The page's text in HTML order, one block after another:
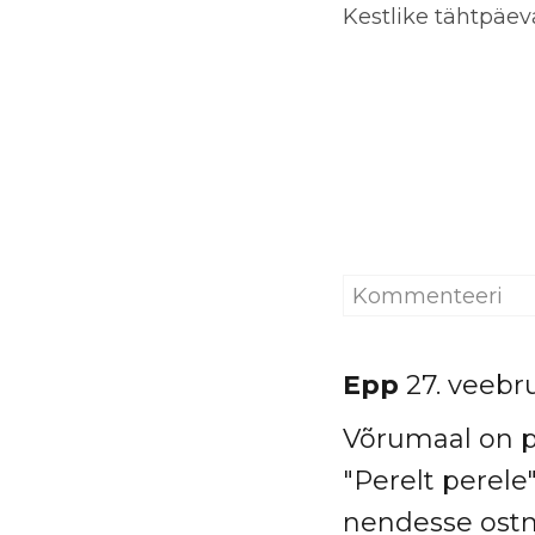
Kestlike
Epp 27.
Võrumaal on
"Perelt
nendesse